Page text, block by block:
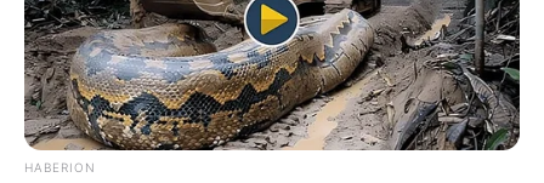
HABERION